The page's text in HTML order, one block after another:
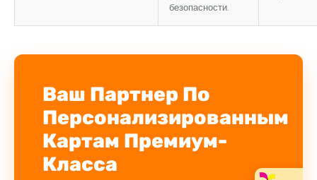
безопасности.
Ваш Партнер По
Персонализированным
Картам Премиум-
Класса